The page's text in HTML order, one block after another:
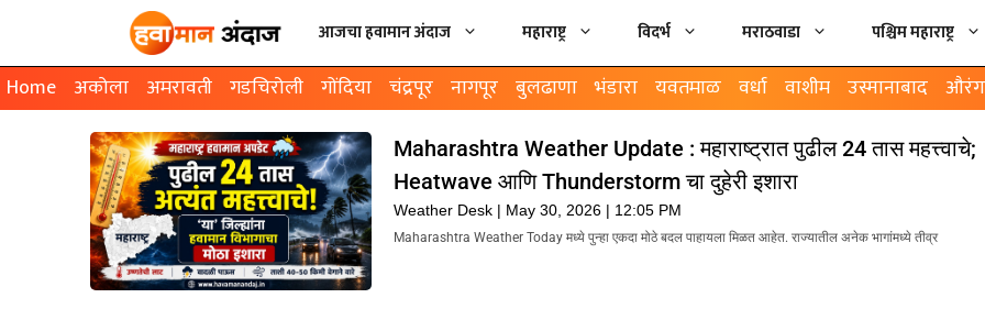
आजचा हवामान अंदाज महाराष्ट्र विदर्भ मराठवाडा पश्चिम महाराष्ट्र
Home अकोला अमरावती गडचिरोली गोंदिया चंद्रपूर नागपूर बुलढाणा भंडारा यवतमाळ वर्धा वाशीम उस्मानाबाद
Maharashtra Weather Update : महाराष्ट्रात पुढील 24 तास महत्त्वाचे;
Heatwave आणि Thunderstorm चा दुहेरी इशारा
Weather Desk May 30, 2026 12:05 PM
Maharashtra Weather Today मध्ये पुन्हा एकदा मोठे बदल पाहायला मिळत आहेत. राज्यातील अनेक भागांमध्ये तीव्र